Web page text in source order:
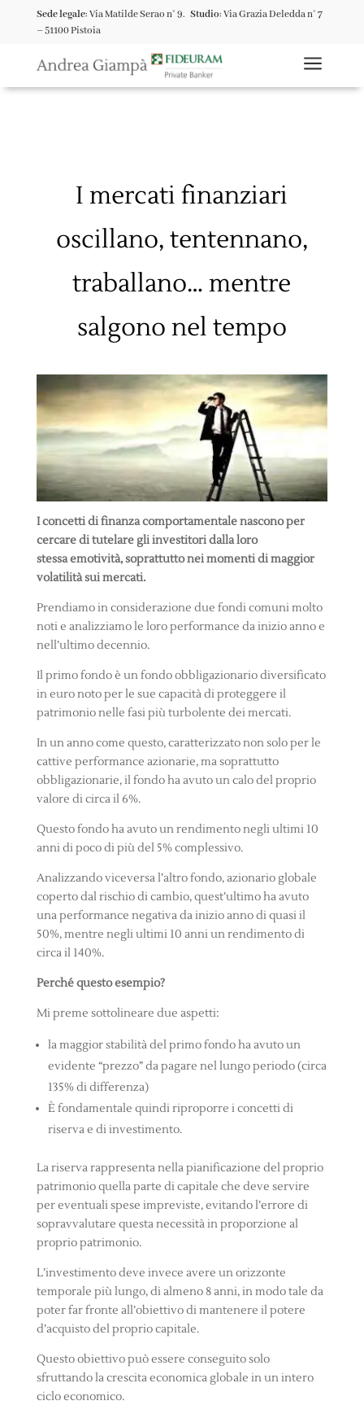
Sede legale: Via Matilde Serao n° 9. Studio: Via Grazia Deledda n° 7
– 51100 Pistoia
a
I mercati finanziari
oscillano, tentennano,
traballano… mentre
salgono nel tempo
I concetti di finanza comportamentale nascono per
cercare di tutelare gli investitori dalla loro
stessa emotività, soprattutto nei momenti di maggior
volatilità sui mercati.
Prendiamo in considerazione due fondi comuni molto
noti e analizziamo le loro performance da inizio anno e
nell’ultimo decennio.
Il primo fondo è un fondo obbligazionario diversificato
in euro noto per le sue capacità di proteggere il
patrimonio nelle fasi più turbolente dei mercati.
In un anno come questo, caratterizzato non solo per le
cattive performance azionarie, ma soprattutto
obbligazionarie, il fondo ha avuto un calo del proprio
valore di circa il 6%.
Questo fondo ha avuto un rendimento negli ultimi 10
anni di poco di più del 5% complessivo.
Analizzando viceversa l’altro fondo, azionario globale
coperto dal rischio di cambio, quest’ultimo ha avuto
una performance negativa da inizio anno di quasi il
50%, mentre negli ultimi 10 anni un rendimento di
circa il 140%.
Perché questo esempio?
Mi preme sottolineare due aspetti:
la maggior stabilità del primo fondo ha avuto un
evidente “prezzo” da pagare nel lungo periodo (circa
135% di differenza)
È fondamentale quindi riproporre i concetti di
riserva e di investimento.
La riserva rappresenta nella pianificazione del proprio
patrimonio quella parte di capitale che deve servire
per eventuali spese impreviste, evitando l’errore di
sopravvalutare questa necessità in proporzione al
proprio patrimonio.
L’investimento deve invece avere un orizzonte
temporale più lungo, di almeno 8 anni, in modo tale da
poter far fronte all’obiettivo di mantenere il potere
d’acquisto del proprio capitale.
Questo obiettivo può essere conseguito solo
sfruttando la crescita economica globale in un intero
ciclo economico.